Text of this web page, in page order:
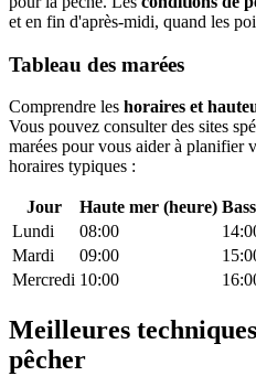
et en fin d'après-midi, quand les
Tableau des marées
Comprendre les horaires et
Vous pouvez consulter des sites
marées pour vous aider à planifier
horaires typiques :
Jour Haute mer (heure)
Lundi
08:00
Mardi
09:00
Mercredi 10:00
Meilleures
pêcher